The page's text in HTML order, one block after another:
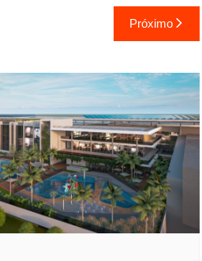
Próximo